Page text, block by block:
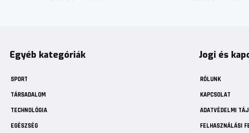
Egyéb kategóriák
SPORT
TÁRSADALOM
TECHNOLÓGIA
EGÉSZSÉG
Jogi és
RÓLUNK
KAPCSOLAT
ADATVÉDELMI
FELHASZNÁLÁSI